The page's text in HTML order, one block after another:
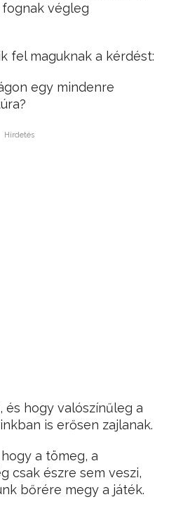
végleg
fel maguknak a kérdést:
egy mindenre
Hirdetés
és hogy valószínűleg a
is erősen zajlanak.
a tömeg, a
csak észre sem veszi,
bőrére megy a játék.